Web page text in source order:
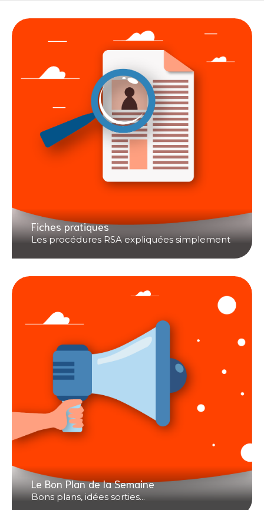
Fiches pratiques
Les procédures RSA expliquées simplement
Le Bon Plan de la Semaine
Bons plans, idées sorties...